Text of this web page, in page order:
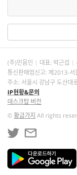
(주)민음인 대표: 박근섭
통신판매업신고: 제2013-
주소: 서울시 강남구 도산대
IP현황&문의
데스크탑 버전
©황금가지 All rights